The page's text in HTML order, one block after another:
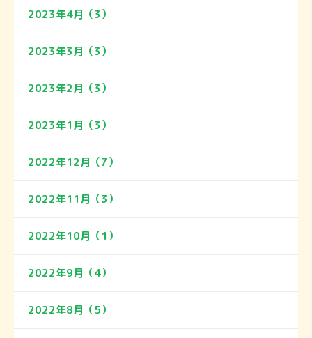
2023年4月（3）
2023年3月（3）
2023年2月（3）
2023年1月（3）
2022年12月（7）
2022年11月（3）
2022年10月（1）
2022年9月（4）
2022年8月（5）